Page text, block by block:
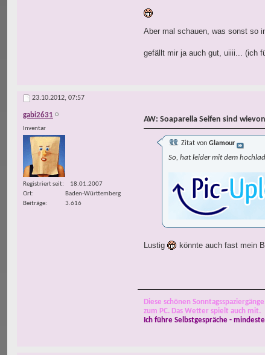
Aber mal schauen, was sonst so
gefällt mir ja auch gut, uiiii... (ich
23.10.2012, 07:57
gabi2631
Inventar
Registriert seit
18.01.2007
Ort
Baden-Württemberg
Beiträge
3.616
AW: Soaparella Seifen sind
Zitat von Glamour
So, hat leider mit dem
Lustig könnte auch fast mein
Diese schönen
zum PC. Das Wetter spielt auch mit.
Ich führe Selbstgespräche -